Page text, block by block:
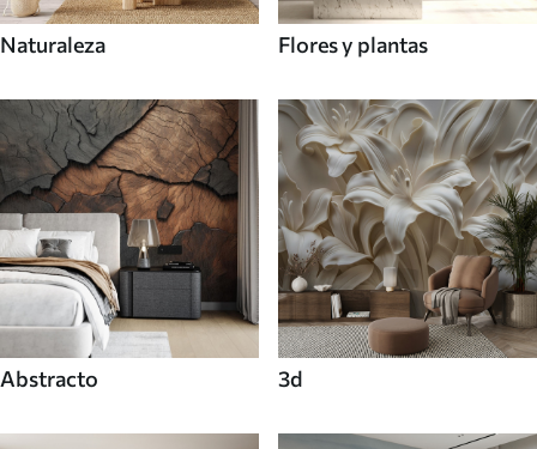
Naturaleza Flores y plantas
Abstracto 3d